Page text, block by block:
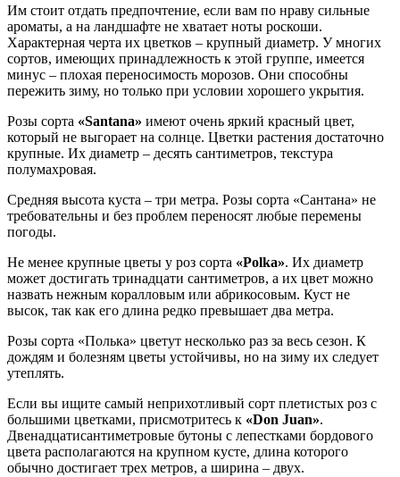
Им стоит отдать предпочтение, если вам по нраву сильные
ароматы, а на ландшафте не хватает ноты роскоши.
Характерная черта их цветков – крупный диаметр. У многих
сортов, имеющих принадлежность к этой группе, имеется
минус – плохая переносимость морозов. Они способны
пережить зиму, но только при условии хорошего укрытия.
Розы сорта «Santana» имеют очень яркий красный цвет,
который не выгорает на солнце. Цветки растения достаточно
крупные. Их диаметр – десять сантиметров, текстура
полумахровая.
Средняя высота куста – три метра. Розы сорта «Сантана» не
требовательны и без проблем переносят любые перемены
погоды.
Не менее крупные цветы у роз сорта «Polka». Их диаметр
может достигать тринадцати сантиметров, а их цвет можно
назвать нежным коралловым или абрикосовым. Куст не
высок, так как его длина редко превышает два метра.
Розы сорта «Полька» цветут несколько раз за весь сезон. К
дождям и болезням цветы устойчивы, но на зиму их следует
утеплять.
Если вы ищите самый неприхотливый сорт плетистых роз с
большими цветками, присмотритесь к «Don Juan».
Двенадцатисантиметровые бутоны с лепестками бордового
цвета располагаются на крупном кусте, длина которого
обычно достигает трех метров, а ширина – двух.